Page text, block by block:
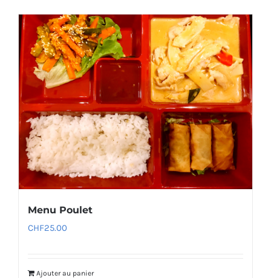
Menu Poulet
CHF25.00
Ajouter au panier